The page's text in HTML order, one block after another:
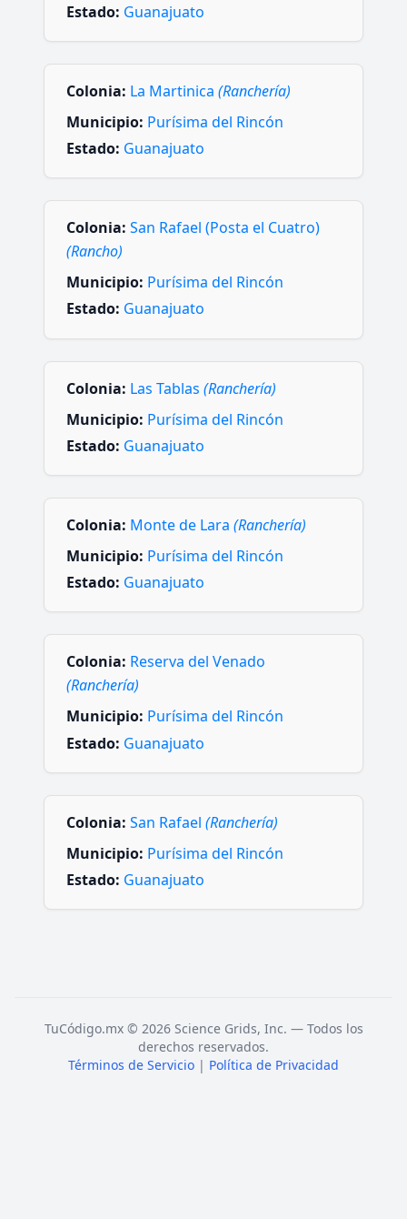
Estado: Guanajuato
Colonia: La Martinica (Ranchería)
Municipio: Purísima del Rincón
Estado: Guanajuato
Colonia: San Rafael (Posta el Cuatro)
(Rancho)
Municipio: Purísima del Rincón
Estado: Guanajuato
Colonia: Las Tablas (Ranchería)
Municipio: Purísima del Rincón
Estado: Guanajuato
Colonia: Monte de Lara (Ranchería)
Municipio: Purísima del Rincón
Estado: Guanajuato
Colonia: Reserva del Venado
(Ranchería)
Municipio: Purísima del Rincón
Estado: Guanajuato
Colonia: San Rafael (Ranchería)
Municipio: Purísima del Rincón
Estado: Guanajuato
TuCódigo.mx © 2026 Science Grids, Inc. — Todos los
derechos reservados.
Términos de Servicio | Política de Privacidad